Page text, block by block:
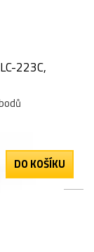
223C,
DO KOŠÍKU